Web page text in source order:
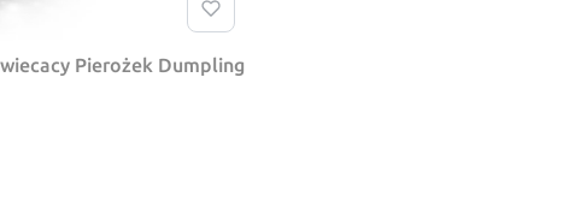
Pierożek Dumpling